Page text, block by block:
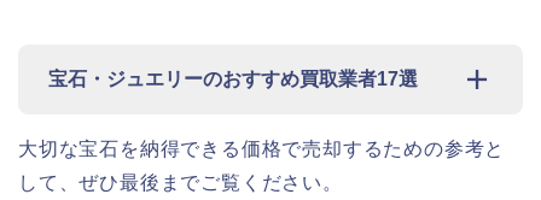
宝石・ジュエリーのおすすめ買取業者17選
大切な宝石を納得できる価格で売却するための参考と
して、ぜひ最後までご覧ください。